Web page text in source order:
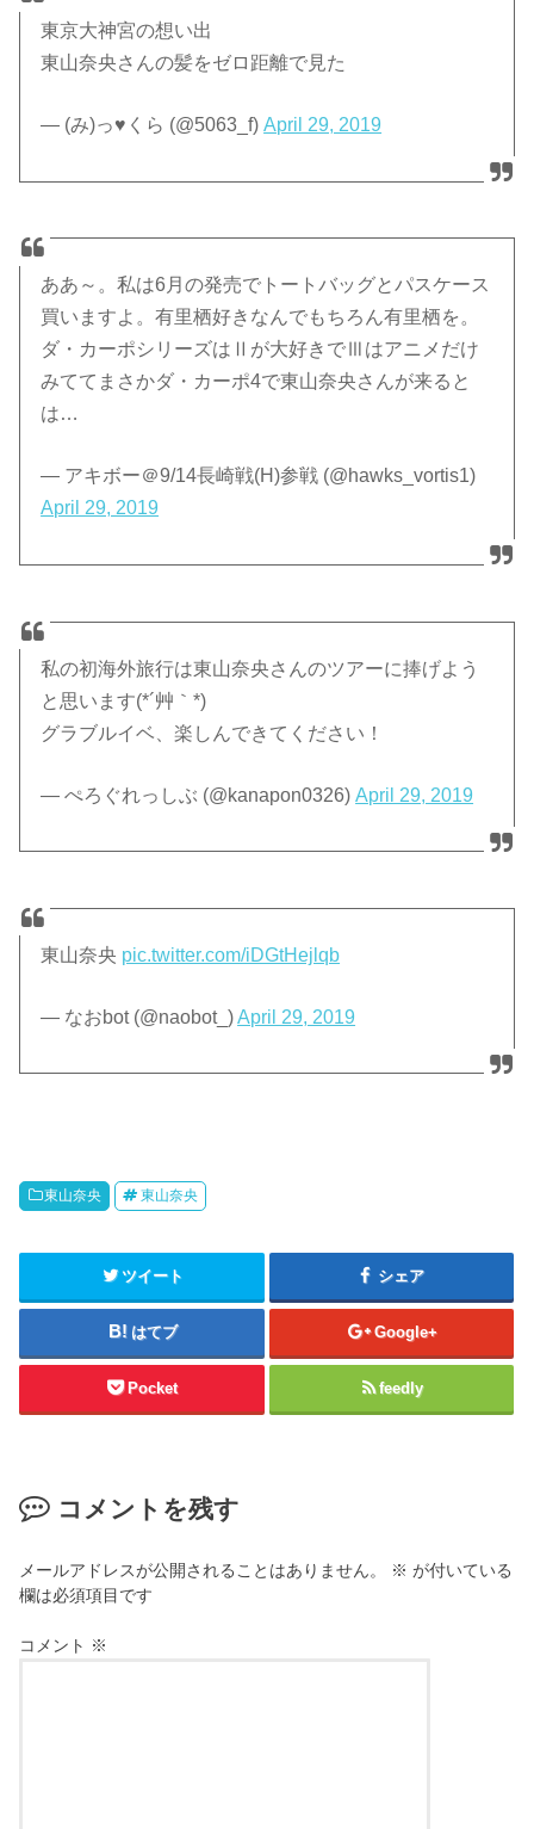
東京大神宮の想い出
東山奈央さんの髪をゼロ距離で見た
— (み)っ♥︎くら (@5063_f)April 29, 2019
ああ～。私は6月の発売でトートバッグとパスケース
買いますよ。有里栖好きなんでもちろん有里栖を。
ダ・カーポシリーズはⅡが大好きでⅢはアニメだけ
みててまさかダ・カーポ4で東山奈央さんが来ると
は…
— アキボー＠9/14長崎戦(H)参戦 (@hawks_vortis1)
April 29, 2019
私の初海外旅行は東山奈央さんのツアーに捧げよう
と思います(*´艸｀*)
グラブルイベ、楽しんできてください！
— ぺろぐれっしぶ (@kanapon0326)April 29, 2019
東山奈央 pic.twitter.com/iDGtHejlqb
— なおbot (@naobot_)April 29, 2019
東山奈央 東山奈央
ツイート シェア
はてブ Google+
Pocket feedly
コメントを残す
メールアドレスが公開されることはありません。 ※ が付いている
欄は必須項目です
コメント ※